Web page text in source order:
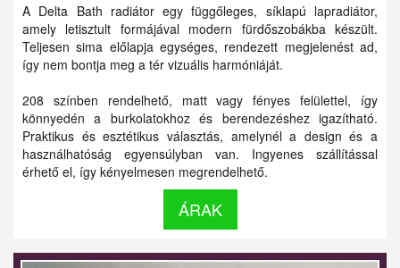
A Delta Bath radiátor egy függőleges, síklapú lapradiátor,
amely letisztult formájával modern fürdőszobákba készült.
Teljesen sima előlapja egységes, rendezett megjelenést ad,
így nem bontja meg a tér vizuális harmóniáját.
208 színben rendelhető, matt vagy fényes felülettel, így
könnyedén a burkolatokhoz és berendezéshez igazítható.
Praktikus és esztétikus választás, amelynél a design és a
használhatóság egyensúlyban van. Ingyenes szállítással
érhető el, így kényelmesen megrendelhető.
ÁRAK